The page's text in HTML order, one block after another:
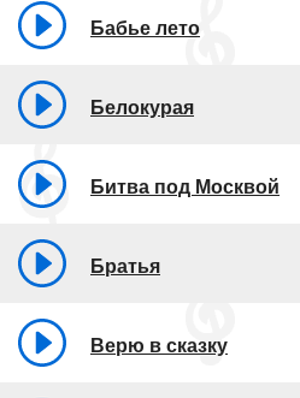
Бабье лето
Белокурая
Битва под Москвой
Братья
Верю в сказку